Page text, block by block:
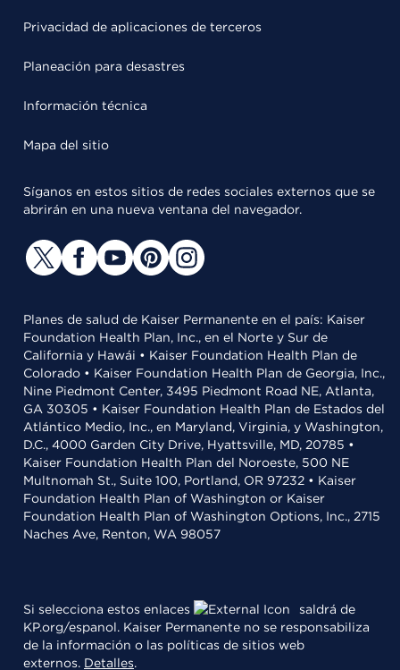
Privacidad de aplicaciones de terceros
Planeación para desastres
Información técnica
Mapa del sitio
Síganos en estos sitios de redes sociales externos que se
abrirán en una nueva ventana del navegador.
Planes de salud de Kaiser Permanente en el país: Kaiser
Foundation Health Plan, Inc., en el Norte y Sur de
California y Hawái • Kaiser Foundation Health Plan de
Colorado • Kaiser Foundation Health Plan de Georgia, Inc.,
Nine Piedmont Center, 3495 Piedmont Road NE, Atlanta,
GA 30305 • Kaiser Foundation Health Plan de Estados del
Atlántico Medio, Inc., en Maryland, Virginia, y Washington,
D.C., 4000 Garden City Drive, Hyattsville, MD, 20785 •
Kaiser Foundation Health Plan del Noroeste, 500 NE
Multnomah St., Suite 100, Portland, OR 97232 • Kaiser
Foundation Health Plan of Washington or Kaiser
Foundation Health Plan of Washington Options, Inc., 2715
Naches Ave, Renton, WA 98057
Si selecciona estos enlaces
saldrá de
KP.org/espanol. Kaiser Permanente no se responsabiliza
de la información o las políticas de sitios web
externos. Detalles.